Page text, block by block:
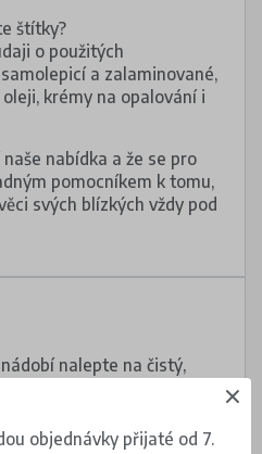
štítky?
o použitých
a zalaminované,
krémy na opalování i
nabídka a že se pro
pomocníkem k tomu,
svých blízkých vždy pod
nalepte na čistý,
na oděvu na cedulku
případně na tištěné
objednávky přijaté od 7.